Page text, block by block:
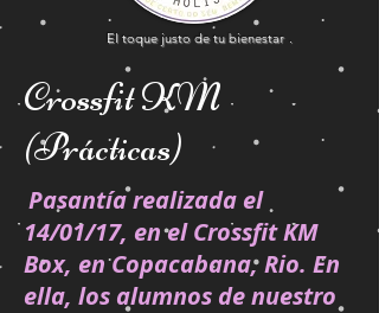
El toque justo de tu bienestar .
Crossfit KM
(Prácticas)
Pasantía realizada el
14/01/17, en el Crossfit KM
Box, en Copacabana, Rio. En
ella, los alumnos de nuestro